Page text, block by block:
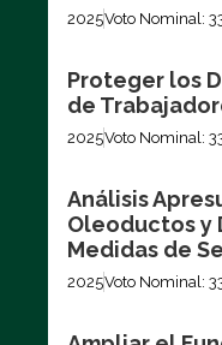
2025Voto Nominal:
Proteger los
de
2025Voto Nominal:
Análisis
Oleoductos y
Medidas de
2025Voto Nominal: